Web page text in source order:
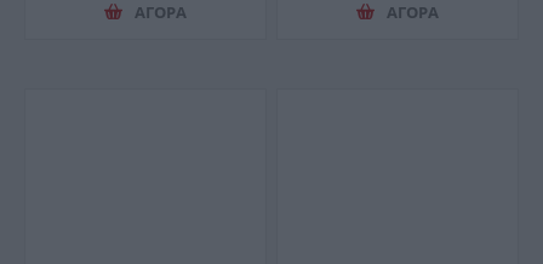
ΑΓΟΡΑ ΑΓΟΡΑ